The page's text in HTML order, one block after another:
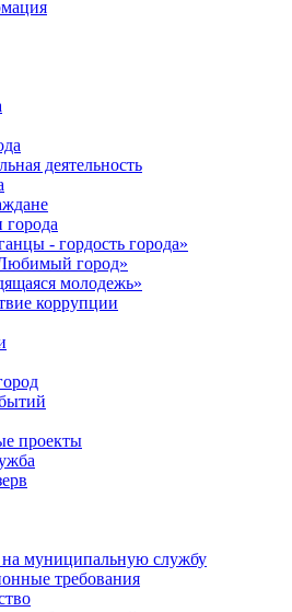
деятельность
города
- гордость города»
город»
молодежь»
коррупции
проекты
муниципальную службу
требования